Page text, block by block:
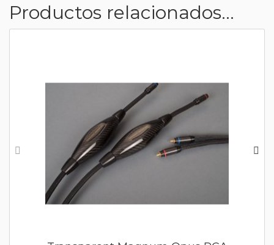
Productos relacionados...